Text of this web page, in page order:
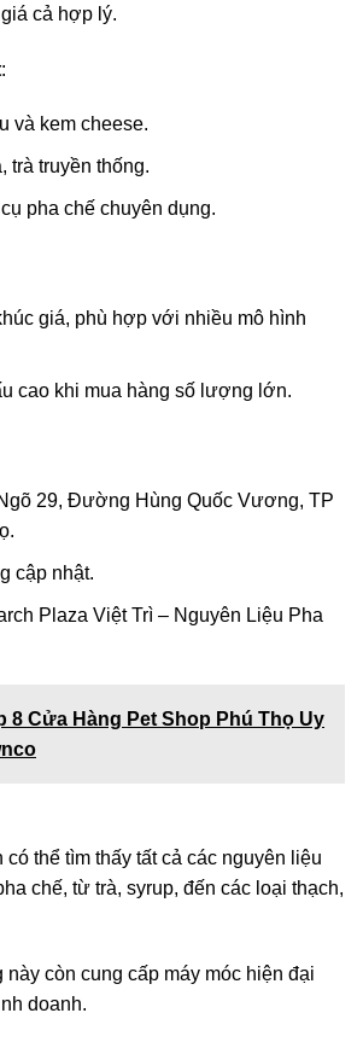
cả hợp lý.
:
và kem cheese.
trà truyền thống.
pha chế chuyên dụng.
giá, phù hợp với nhiều mô hình
cao khi mua hàng số lượng lớn.
29, Đường Hùng Quốc Vương, TP
cập nhật.
Plaza Việt Trì – Nguyên Liệu Pha
8 Cửa Hàng Pet Shop Phú Thọ Uy
thể tìm thấy tất cả các nguyên liệu
chế, từ trà, syrup, đến các loại thạch,
còn cung cấp máy móc hiện đại
doanh.